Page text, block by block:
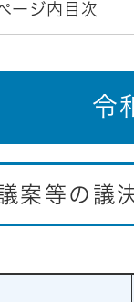
ージ内目次
令
案等の議